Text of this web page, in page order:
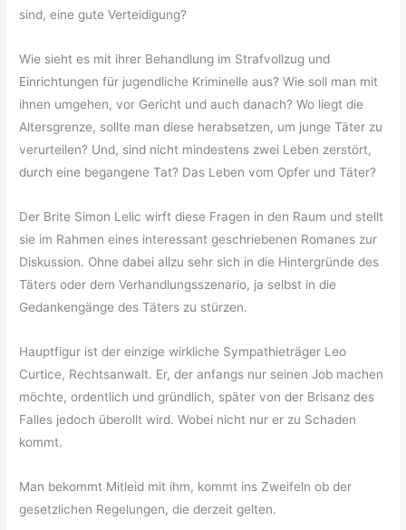
sind, eine gute Verteidigung?
Wie sieht es mit ihrer Behandlung im Strafvollzug und
Einrichtungen für jugendliche Kriminelle aus? Wie soll man mit
ihnen umgehen, vor Gericht und auch danach? Wo liegt die
Altersgrenze, sollte man diese herabsetzen, um junge Täter zu
verurteilen? Und, sind nicht mindestens zwei Leben zerstört,
durch eine begangene Tat? Das Leben vom Opfer und Täter?
Der Brite Simon Lelic wirft diese Fragen in den Raum und stellt
sie im Rahmen eines interessant geschriebenen Romanes zur
Diskussion. Ohne dabei allzu sehr sich in die Hintergründe des
Täters oder dem Verhandlungsszenario, ja selbst in die
Gedankengänge des Täters zu stürzen.
Hauptfigur ist der einzige wirkliche Sympathieträger Leo
Curtice, Rechtsanwalt. Er, der anfangs nur seinen Job machen
möchte, ordentlich und gründlich, später von der Brisanz des
Falles jedoch überollt wird. Wobei nicht nur er zu Schaden
kommt.
Man bekommt Mitleid mit ihm, kommt ins Zweifeln ob der
gesetzlichen Regelungen, die derzeit gelten.